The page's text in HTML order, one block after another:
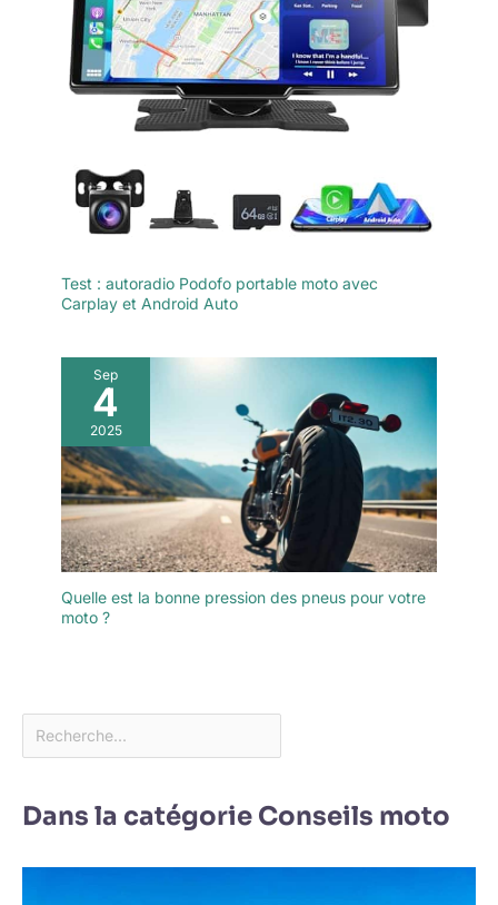
Test : autoradio Podofo portable moto avec
Carplay et Android Auto
Sep
4
2025
Quelle est la bonne pression des pneus pour votre
moto ?
Dans la catégorie Conseils moto